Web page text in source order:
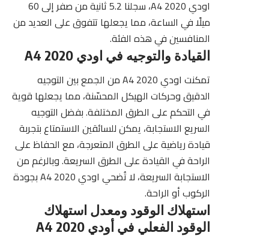
اودي A4 2020، سجلنا 5.2 ثانية من صفر إلى 60
ميلًا في الساعة، مما يجعلها تتفوق على العديد من
المنافسين في هذه الفئة.
القيادة والتوجيه في اودي A4 2020
تمكنت اودي A4 2020 من الجمع بين التوجيه
الدقيق وحركات الهيكل المحسّنة، مما يجعلها قوية
في التحكم على الطرق المختلفة. بفضل التوجيه
السريع الاستجابة، يمكن للسائقين الاستمتاع بتجربة
قيادة رياضية على الطرق المتعرجة، مع الحفاظ على
الراحة في القيادة على الطرق السريعة. وبالرغم من
الاستجابة السريعة، لا تُضحي اودي A4 2020 بجودة
الركوب أو الراحة.
استهلاك الوقود ومعدل استهلاك
الوقود الفعلي في أودي A4 2020